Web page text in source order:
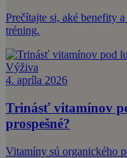
Prečítajte si, aké benefity
tréning.
Výživa
4. apríla 2026
Trinásť vitamínov
prospešné?
Vitamíny sú organického